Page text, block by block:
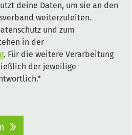
deine Daten, um sie an den
weiterzuleiten.
und zum
in der
. Für die weitere Verarbeitung
der jeweilige